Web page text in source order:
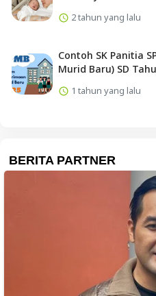
2 tahun yang lalu
Contoh SK Panitia
Murid Baru) SD
1 tahun yang lalu